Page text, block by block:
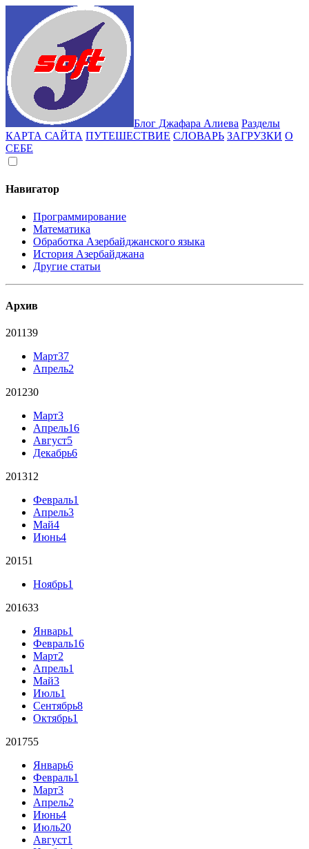
Блог Джафара Алиева Разделы
КАРТА САЙТА ПУТЕШЕСТВИЕ СЛОВАРЬ ЗАГРУЗКИ О
СЕБЕ
Навигатор
Программирование
Математика
Обработка Азербайджанского языка
История Азербайджана
Другие статьи
Архив
201139
Март37
Апрель2
201230
Март3
Апрель16
Август5
Декабрь6
201312
Февраль1
Апрель3
Май4
Июнь4
20151
Ноябрь1
201633
Январь1
Февраль16
Март2
Апрель1
Май3
Июль1
Сентябрь8
Октябрь1
201755
Январь6
Февраль1
Март3
Апрель2
Июнь4
Июль20
Август1